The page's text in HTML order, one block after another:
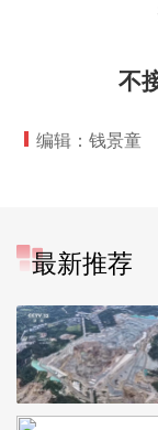
不
编辑：钱景童
最新推荐